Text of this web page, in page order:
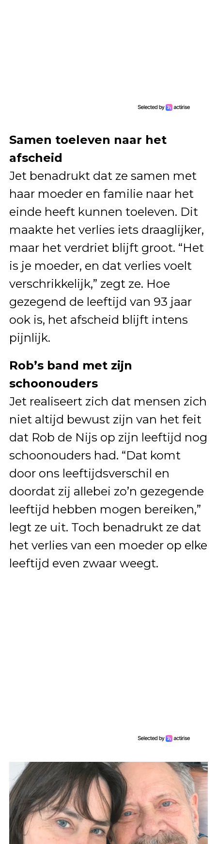
Samen toeleven naar het
afscheid
Jet benadrukt dat ze samen met
haar moeder en familie naar het
einde heeft kunnen toeleven. Dit
maakte het verlies iets draaglijker,
maar het verdriet blijft groot. “Het
is je moeder, en dat verlies voelt
verschrikkelijk,” zegt ze. Hoe
gezegend de leeftijd van 93 jaar
ook is, het afscheid blijft intens
pijnlijk.
Rob’s band met zijn
schoonouders
Jet realiseert zich dat mensen zich
niet altijd bewust zijn van het feit
dat Rob de Nijs op zijn leeftijd nog
schoonouders had. “Dat komt
door ons leeftijdsverschil en
doordat zij allebei zo’n gezegende
leeftijd hebben mogen bereiken,”
legt ze uit. Toch benadrukt ze dat
het verlies van een moeder op elke
leeftijd even zwaar weegt.